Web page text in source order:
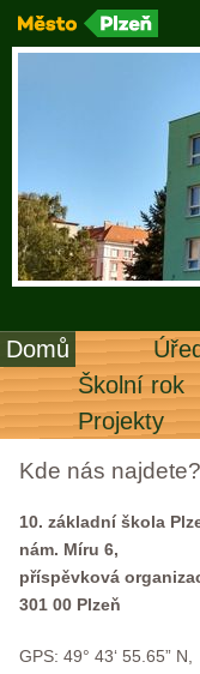
Domů
Školní rok
Projekty
Kde nás najdete?
10. základní škola
nám. Míru 6,
příspěvková
301 00 Plzeň
GPS: 49° 43‘ 55.65” N,